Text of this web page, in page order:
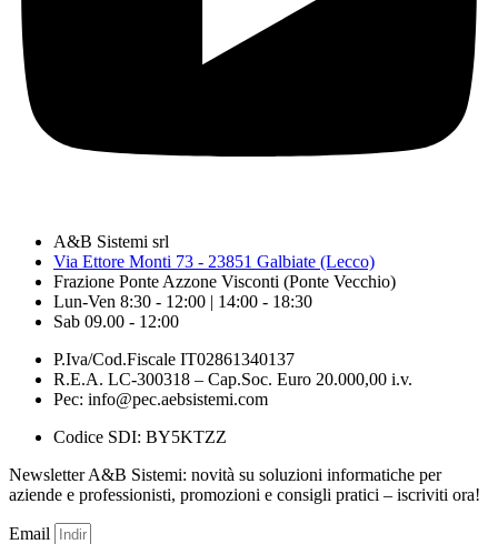
A&B Sistemi srl
Via Ettore Monti 73 - 23851 Galbiate (Lecco)
Frazione Ponte Azzone Visconti (Ponte Vecchio)
Lun-Ven 8:30 - 12:00 | 14:00 - 18:30
Sab 09.00 - 12:00
P.Iva/Cod.Fiscale IT02861340137
R.E.A. LC-300318 – Cap.Soc. Euro 20.000,00 i.v.
Pec: info@pec.aebsistemi.com
Codice SDI: BY5KTZZ
Newsletter A&B Sistemi: novità su soluzioni informatiche per
aziende e professionisti, promozioni e consigli pratici – iscriviti ora!
Email